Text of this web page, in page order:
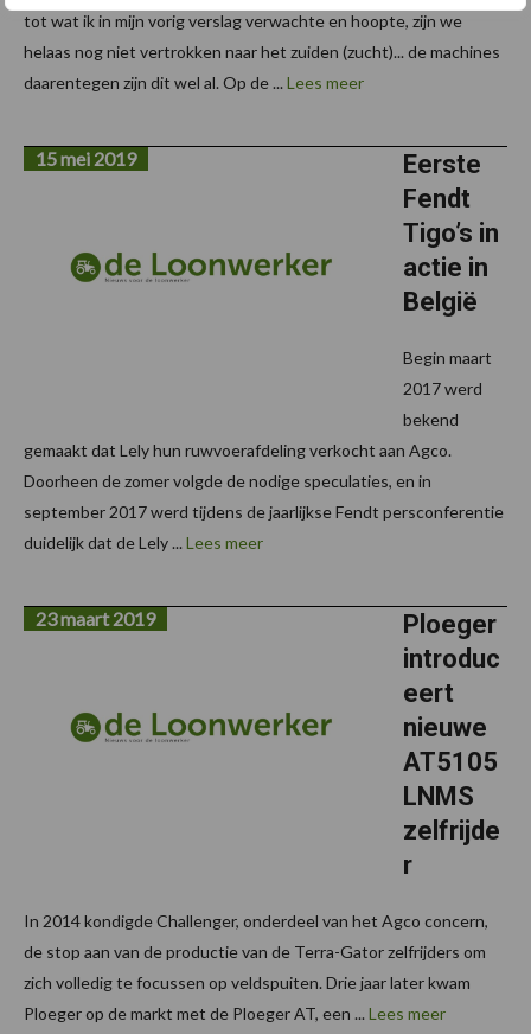
tot wat ik in mijn vorig verslag verwachte en hoopte, zijn we
helaas nog niet vertrokken naar het zuiden (zucht)... de machines
daarentegen zijn dit wel al. Op de ... Lees meer
Eerste
Fendt
Tigo’s in
actie in
België
15 mei 2019
Begin maart
2017 werd
bekend
gemaakt dat Lely hun ruwvoerafdeling verkocht aan Agco.
Doorheen de zomer volgde de nodige speculaties, en in
september 2017 werd tijdens de jaarlijkse Fendt persconferentie
duidelijk dat de Lely ... Lees meer
Ploeger
introduc
eert
nieuwe
AT5105
LNMS
zelfrijde
r
23 maart 2019
In 2014 kondigde Challenger, onderdeel van het Agco concern,
de stop aan van de productie van de Terra-Gator zelfrijders om
zich volledig te focussen op veldspuiten. Drie jaar later kwam
Ploeger op de markt met de Ploeger AT, een ... Lees meer